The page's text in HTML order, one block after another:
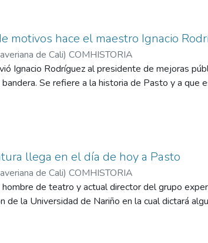
motivos hace el maestro Ignacio
de Cali) COMHISTORIA
Ignacio Rodríguez al presidente de mejoras
Se refiere a la historia de Pasto y a que
llega en el día de hoy a Pasto
de Cali) COMHISTORIA
de teatro y actual director del grupo
de la Universidad de Nariño en la cual dictará